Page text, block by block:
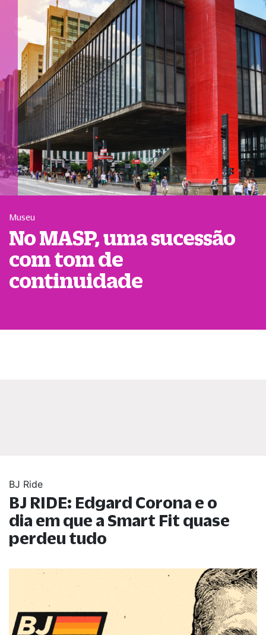
Museu
No MASP, uma sucessão
com tom de
continuidade
BJ Ride
BJ RIDE: Edgard Corona e o
dia em que a Smart Fit quase
perdeu tudo